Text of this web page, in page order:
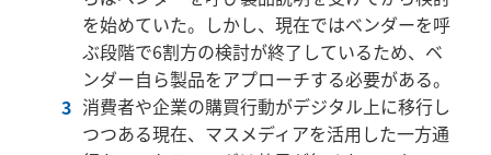
を始めていた。しかし、現在ではベンダーを呼
ぶ段階で6割方の検討が終了しているため、ベ
ンダー自ら製品をアプローチする必要がある。
消費者や企業の購買行動がデジタル上に移行し
つつある現在、マスメディアを活用した一方通